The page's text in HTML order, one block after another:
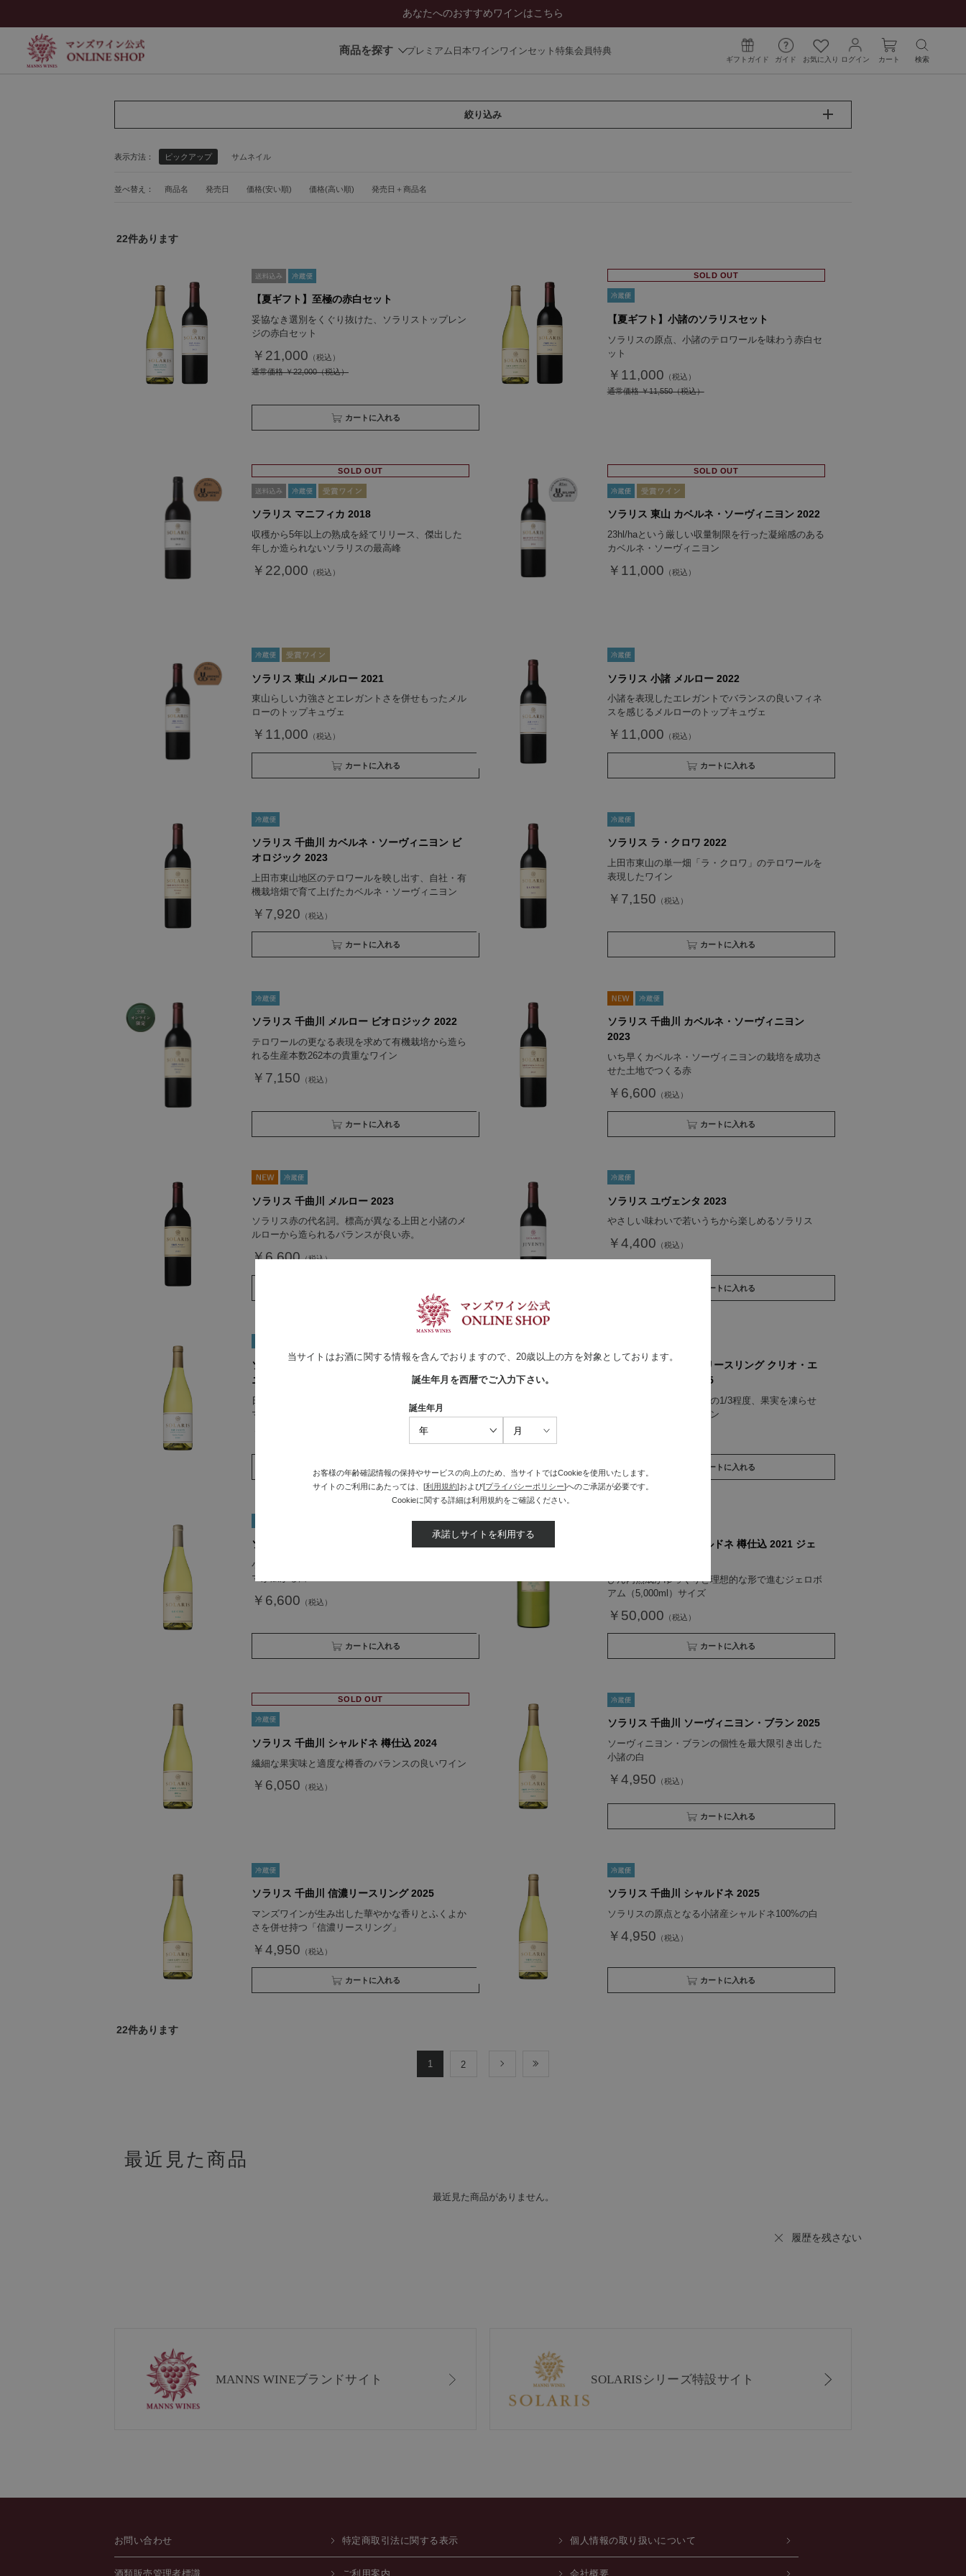
あなたへのおすすめワインはこちら
商品を探す プレミアム日本ワインワインセット 特集会員特典
ギフトガイド ガイド お気に入り ログイン カート 検索
絞り込み
表示方法： ピックアップ サムネイル
並べ替え： 商品名 発売日 価格(安い順) 価格(高い順) 発売日＋商品名
22件あります
【夏ギフト】至極の赤白セット
妥協なき選別をくぐり抜けた、ソラリストップレン
ジの赤白セット
￥21,000
通常価格￥22,000
買い物かごへ入れる
【夏ギフト】小諸のソラリスセット
ソラリスの原点、小諸のテロワールを味わう赤白セ
ット
SOLD OUT
￥11,000
通常価格￥11,550
ソラリス マニフィカ 2018
収穫から5年以上の熟成を経てリリース、傑出した
年しか造られないソラリスの最高峰
SOLD OUT
￥22,000
ソラリス 東山 カベルネ・ソーヴィニヨン 2022
23hl/haという厳しい収量制限を行った凝縮感のある
カベルネ・ソーヴィニヨン
SOLD OUT
￥11,000
ソラリス 東山 メルロー 2021
東山らしい力強さとエレガントさを併せもったメル
ローのトップキュヴェ
￥11,000
買い物かごへ入れる
ソラリス 小諸 メルロー 2022
小諸を表現したエレガントでバランスの良いフィネ
スを感じるメルローのトップキュヴェ
￥11,000
買い物かごへ入れる
ソラリス 千曲川 カベルネ・ソーヴィニヨン ビ
オロジック 2023
上田市東山地区のテロワールを映し出す、自社・有
機栽培畑で育て上げたカベルネ・ソーヴィニヨン
￥7,920
買い物かごへ入れる
ソラリス ラ・クロワ 2022
上田市東山の単一畑「ラ・クロワ」のテロワールを
表現したワイン
￥7,150
買い物かごへ入れる
ソラリス 千曲川 メルロー ビオロジック 2022
テロワールの更なる表現を求めて有機栽培から造ら
れる生産本数262本の貴重なワイン
￥7,150
買い物かごへ入れる
ソラリス 千曲川 カベルネ・ソーヴィニヨン
2023
いち早くカベルネ・ソーヴィニヨンの栽培を成功さ
せた土地でつくる赤
￥6,600
買い物かごへ入れる
ソラリス 千曲川 メルロー 2023
ソラリス赤の代名詞。標高が異なる上田と小諸のメ
ルローから造られるバランスが良い赤。
￥6,600
ソラリス ユヴェンタ 2023
やさしい味わいで若いうちから楽しめるソラリス
￥4,400
買い物かごへ入れる
ソラリス 小諸 シャルドネ ヴィエイユ・ヴィー
ニュ 2024
日本ワイン界の至宝、樹齢35年以上の古樹から造る
マンズワイン最高のシャルドネ
ソラリス 千曲川 信濃リースリング クリオ・エ
クストラクション 2025
取れる果汁はぶどう重量の1/3程度、果実を凍らせ
て造る贅沢な極甘口ワイン
買い物かごへ入れる
ソラリス ル・シエル 2024
小諸のテロワールを最大限引き出した、豊かなアロ
マが広がる白
￥6,600
買い物かごへ入れる
ソラリス 千曲川 シャルドネ 樽仕込 2021 ジェ
びん内熟成がゆっくりと理想的な形で進むジェロボ
アム（5,000ml）サイズ
￥50,000
買い物かごへ入れる
ソラリス 千曲川 シャルドネ 樽仕込 2024
繊細な果実味と適度な樽香のバランスの良いワイン
SOLD OUT
￥6,050
ソラリス 千曲川 ソーヴィニヨン・ブラン 2025
ソーヴィニヨン・ブランの個性を最大限引き出した
小諸の白
￥4,950
買い物かごへ入れる
ソラリス 千曲川 信濃リースリング 2025
マンズワインが生み出した華やかな香りとふくよか
さを併せ持つ「信濃リースリング」
￥4,950
買い物かごへ入れる
ソラリス 千曲川 シャルドネ 2025
ソラリスの原点となる小諸産シャルドネ100%の白
￥4,950
買い物かごへ入れる
22件あります
1 2
最近見た商品
最近見た商品がありません。
履歴を残さない
MANNS WINEブランドサイト SOLARISシリーズ特設サイト
お問い合わせ 特定商取引法に関する表示 個人情報の取り扱いについて
酒類販売管理者標識 ご利用案内 会社概要
当サイトはお酒に関する情報を含んでおりますので、20歳以上の方を対象としております。
誕生年月を西暦でご入力下さい。
誕生年月
お客様の年齢確認情報の保持やサービスの向上のため、当サイトではCookieを使用いたします。
サイトのご利用にあたっては、[利用規約]および[プライバシーポリシー]へのご承諾が必要です。
Cookieに関する詳細は利用規約をご確認ください。
承諾しサイトを利用する